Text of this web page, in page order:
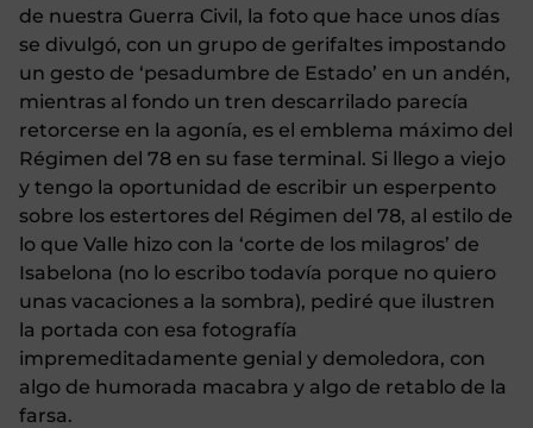
de nuestra Guerra Civil, la foto que hace unos días
se divulgó, con un grupo de gerifaltes impostando
un gesto de ‘pesadumbre de Estado’ en un andén,
mientras al fondo un tren descarrilado parecía
retorcerse en la agonía, es el emblema máximo del
Régimen del 78 en su fase terminal. Si llego a viejo
y tengo la oportunidad de escribir un esperpento
sobre los estertores del Régimen del 78, al estilo de
lo que Valle hizo con la ‘corte de los milagros’ de
Isabelona (no lo escribo todavía porque no quiero
unas vacaciones a la sombra), pediré que ilustren
la portada con esa fotografía
impremeditadamente genial y demoledora, con
algo de humorada macabra y algo de retablo de la
farsa.